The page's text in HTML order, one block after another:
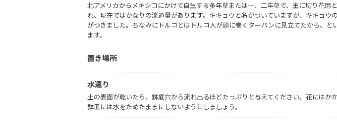
北アメリカからメキシコにかけて自生する多年草または一、二年草で、主に切り花
れ、現在ではかなりの流通量があります。キキョウと名がついていますが、キキョ
がつきました。ちなみにトルコとはトルコ人が頭に巻くターバンに見立てたから、
ます。
置き場所
水遣り
土の表面が乾いたら、鉢底穴から流れ出るほどたっぷりと与えてください。花には
鉢皿には水をためたままにしないようにしましょう。